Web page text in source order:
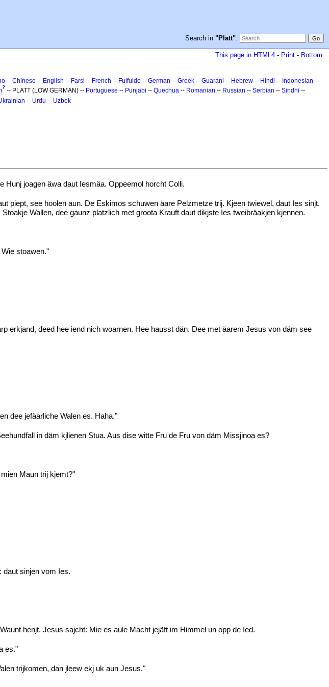
Search in "Platt":
This page in HTML4 - Print - Bottom
-- Chinese -- English -- Farsi -- French -- Fulfulde -- German -- Greek -- Guarani -- Hebrew -- Hindi -- Indonesian --
? -- PLATT (LOW GERMAN) -- Portuguese -- Punjabi -- Quechua -- Romanian -- Russian -- Serbian -- Sindhi --
-- Urdu -- Uzbek
joagen äwa daut Iesmäa. Oppeemol horcht Colli.
piept, see hoolen aun. De Eskimos schuwen äare Pelzmetze trij. Kjeen twiewel, daut Ies sinjt.
Wallen, dee gaunz platzlich met groota Krauft daut dikjste Ies tweibräakjen kjennen.
stoawen."
erkjand, deed hee iend nich woarnen. Hee hausst dän. Dee met äarem Jesus von däm see
dee jefäarliche Walen es. Haha."
in däm kjlienen Stua. Aus dise witte Fru de Fru von däm Missjinoa es?
Maun trij kjemt?"
daut sinjen vom Ies.
henjt. Jesus sajcht: Mie es aule Macht jejäft im Himmel un opp de Ied.
es."
trijkomen, dan jleew ekj uk aun Jesus."